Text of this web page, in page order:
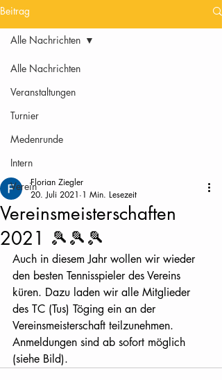
Beitrag
Alle Nachrichten
Veranstaltungen
Turnier
Medenrunde
Intern
Verein
Alle Nachrichten
Vereinsmeisterschaften
2021 🎾🎾🎾
Florian Ziegler
20. Juli 2021 1 Min. Lesezeit
Auch in diesem Jahr wollen wir wieder
den besten Tennisspieler des Vereins
küren. Dazu laden wir alle Mitglieder
des TC (Tus) Töging ein an der
Vereinsmeisterschaft teilzunehmen.
Anmeldungen sind ab sofort möglich
(siehe Bild).